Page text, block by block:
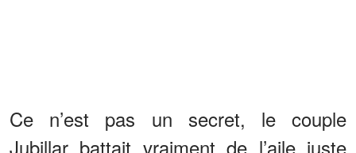
Ce n’est pas un secret, le couple
Jubillar battait vraiment de l’aile juste